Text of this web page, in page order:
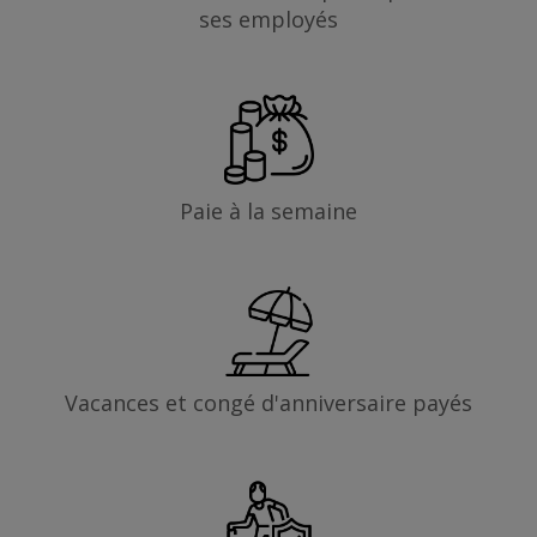
ses employés
Paie à la semaine
Vacances et congé d'anniversaire payés